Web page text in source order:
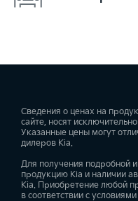
Сведения о ценах на
сайте, носят
Указанные цены могут
дилеров Kia.
Для получения подробной
продукцию Kia и наличии
Kia. Приобретение любой
в соответствии с